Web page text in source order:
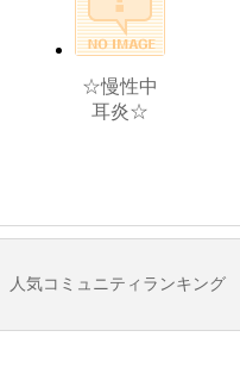
☆慢性中
耳炎☆
人気コミュニティランキング